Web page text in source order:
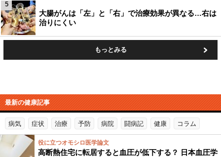
大腸がんは「左」と「右」で治療効果が異なる…右は
治りにくい
5
もっとみる
最新の健康記事
病気 症状 治療 予防 病院 闘病記 健康 コラム
役に立つオモシロ医学論文
高断熱住宅に転居すると血圧が低下する？ 日本血圧学